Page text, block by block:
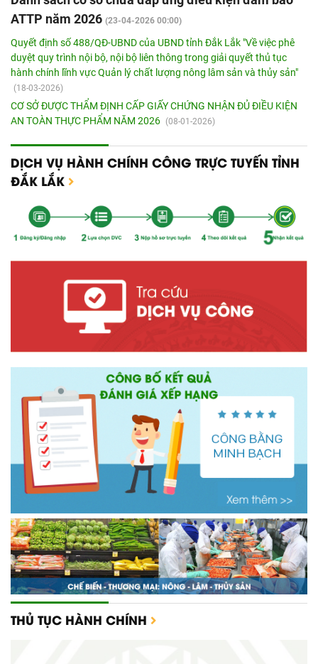
ATTP năm 2026 (23-04-2026 00:00)
Quyết định số 488/QĐ-UBND của UBND tỉnh Đắk Lắk "Về việc phê
duyệt quy trình nội bộ, nội bộ liên thông trong giải quyết thủ tục
hành chính lĩnh vực Quản lý chất lượng nông lâm sản và thủy sản"
(18-03-2026)
CƠ SỞ ĐƯỢC THẨM ĐỊNH CẤP GIẤY CHỨNG NHẬN ĐỦ ĐIỀU KIỆN
AN TOÀN THỰC PHẨM NĂM 2026 (08-01-2026)
DỊCH VỤ HÀNH CHÍNH CÔNG TRỰC TUYẾN TỈNH
ĐẮK LẮK
THỦ TỤC HÀNH CHÍNH